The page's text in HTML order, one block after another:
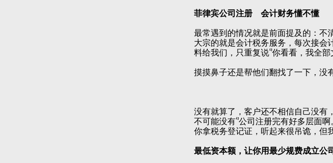
菲律宾公司注册 会计财务懂不懂
最常遇到的情况就是前面提及的：不
大宗的就是会计税务服务，每次接会
料给我们，只重复说‘’你看看，我全
摸摸鼻子还是帮他们翻找了一下，没
没有就算了，客户还不相信自己没有
不可能没有‘’公司注册完有好多层面
你拿税务登记证，听起来很吊诡，但
最低资本额，让你用最少规费成立公